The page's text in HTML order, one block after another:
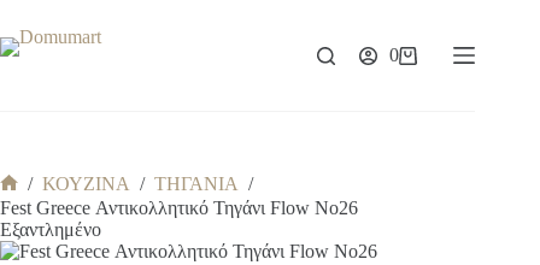
στο
περιεχόμενο
Καλάθι
0
Αρχική
σελίδα
/ ΚΟΥΖΙΝΑ / ΤΗΓΑΝΙΑ /
Fest Greece Αντικολλητικό Τηγάνι Flow No26
Εξαντλημένο